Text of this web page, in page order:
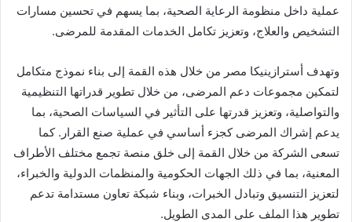
عملية داخل منظومة الرعاية الصحية، بما يسهم في تحسين مسارات
التشخيص والعلاج، وتعزيز تكامل الخدمات المقدمة للمرضى.
وتهدف أسترازينيكا مصر من خلال هذه القمة إلى بناء نموذج متكامل
لتمكين مجموعات دعم المرضى، من خلال تطوير قدراتها التنظيمية
والتواصلية، وتعزيز قدرتها على التأثير في السياسات الصحية، بما
يدعم إشراك المرضى كجزء أساسي في عملية صنع القرار. كما
تسعى الشركة من خلال القمة إلى خلق منصة تجمع مختلف الأطراف
المعنية، بما في ذلك الجهات الحكومية والمنظمات الدولية والخبراء،
لتعزيز التنسيق وتبادل الخبرات، وبناء شبكة تعاون مستدامة تدعم
تطوير هذا الملف على المدى الطويل.